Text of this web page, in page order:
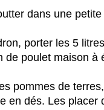
dans une
porter les 5
de poulet maison à
pommes de
en dés. Les placer